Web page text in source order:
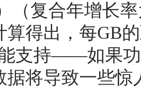
（复合年增长
算得出，每GB
支持——如果
据将导致一些惊